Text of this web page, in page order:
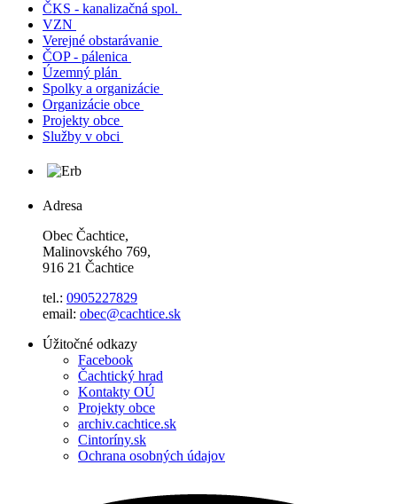
ČKS - kanalizačná spol.
VZN
Verejné obstarávanie
ČOP - pálenica
Územný plán
Spolky a organizácie
Organizácie obce
Projekty obce
Služby v obci
Adresa
Obec Čachtice,
Malinovského 769,
916 21 Čachtice
tel.: 0905227829
email: obec@cachtice.sk
Úžitočné odkazy
Facebook
Čachtický hrad
Kontakty OÚ
Projekty obce
archiv.cachtice.sk
Cintoríny.sk
Ochrana osobných údajov